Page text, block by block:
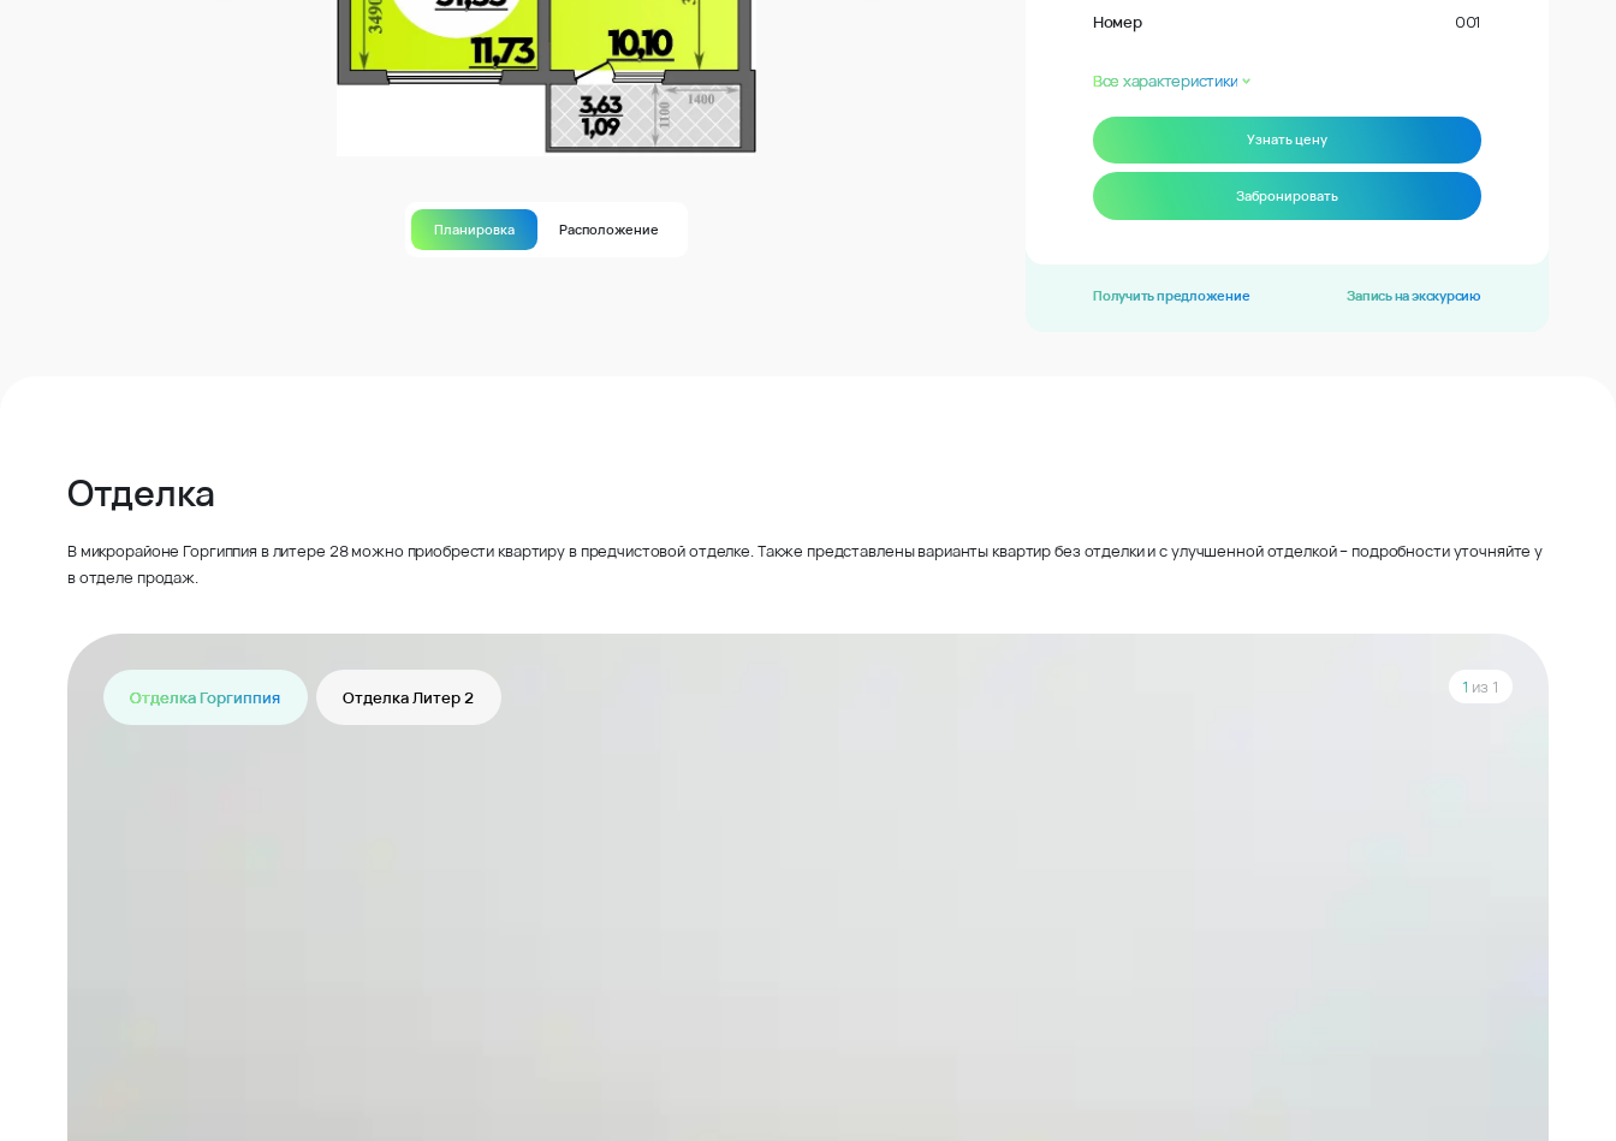
Планировка Расположение
Номер 001
Все характеристики
Узнать цену
Забронировать
Получить предложение Запись на экскурсию
Отделка
В микрорайоне Горгиппия в литере 28 можно приобрести квартиру в предчистовой отделке. Также представлены варианты квартир без отделки и с улучшенной отделкой – подробности уточняйте у
в отделе продаж.
Отделка Горгиппия Отделка Литер 2
1 из 1